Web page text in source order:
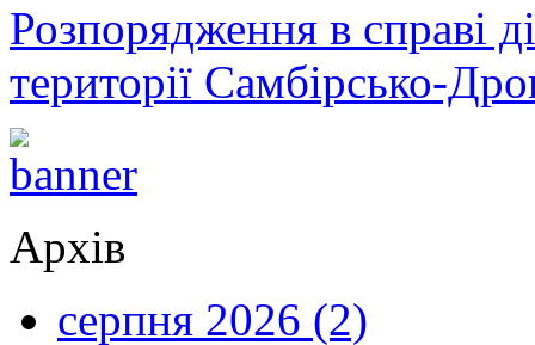
Розпорядження в справі
території Самбірсько-
Архів
серпня 2026 (2)